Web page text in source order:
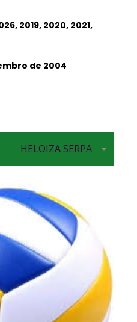
2019, 2020, 2021,
de 2004
HELOIZA SERPA